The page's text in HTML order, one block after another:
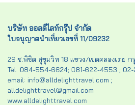
บริษัท ออลดีไลท์กรุ๊ป จำกัด
ใบอนุญาตนำเที่ยวเลขที่ 11/09232
29 ซ.พิชิต สุขุมวิท 18 แขวง/เขตคลองเตย กรุ
Tel. 084-554-6624; 081-622-4553 ;
email: info@alldelighttravel.com ;
alldelighttravel@gmail.com
www.alldelighttravel.com